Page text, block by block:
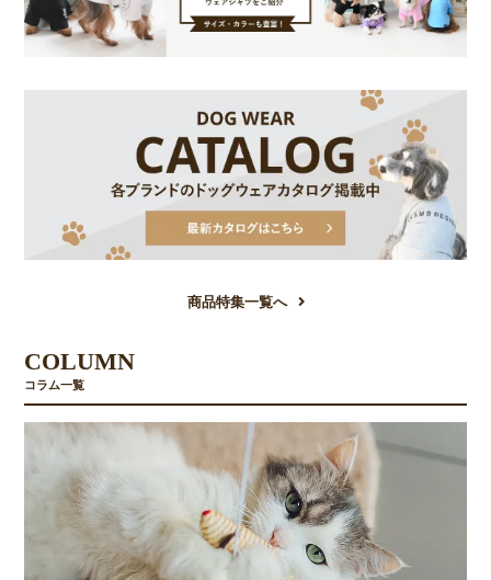
商品特集一覧へ
COLUMN
コラム一覧